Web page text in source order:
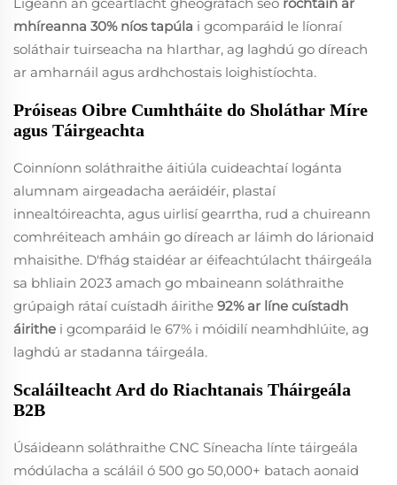
mhíreanna 30% níos tapúla i gcomparáid le líonraí
soláthair tuirseacha na hIarthar, ag laghdú go díreach
ar amharnáil agus ardhchostais loighistíochta.
Próiseas Oibre Cumhtháite do Sholáthar Míre
agus Táirgeachta
Coinníonn soláthraithe áitiúla cuideachtaí logánta
alumnam airgeadacha aeráidéir, plastaí
innealtóireachta, agus uirlisí gearrtha, rud a chuireann
comhréiteach amháin go díreach ar láimh do lárionaid
mhaisithe. D'fhág staidéar ar éifeachtúlacht tháirgeála
sa bhliain 2023 amach go mbaineann soláthraithe
grúpaigh rátaí cuístadh áirithe 92% ar líne cuístadh
áirithe i gcomparáid le 67% i móidilí neamhdhlúite, ag
laghdú ar stadanna táirgeála.
Scaláilteacht Ard do Riachtanais Tháirgeála
B2B
Úsáideann soláthraithe CNC Síneacha línte táirgeála
módúlacha a scáláil ó 500 go 50,000+ batach aonaid